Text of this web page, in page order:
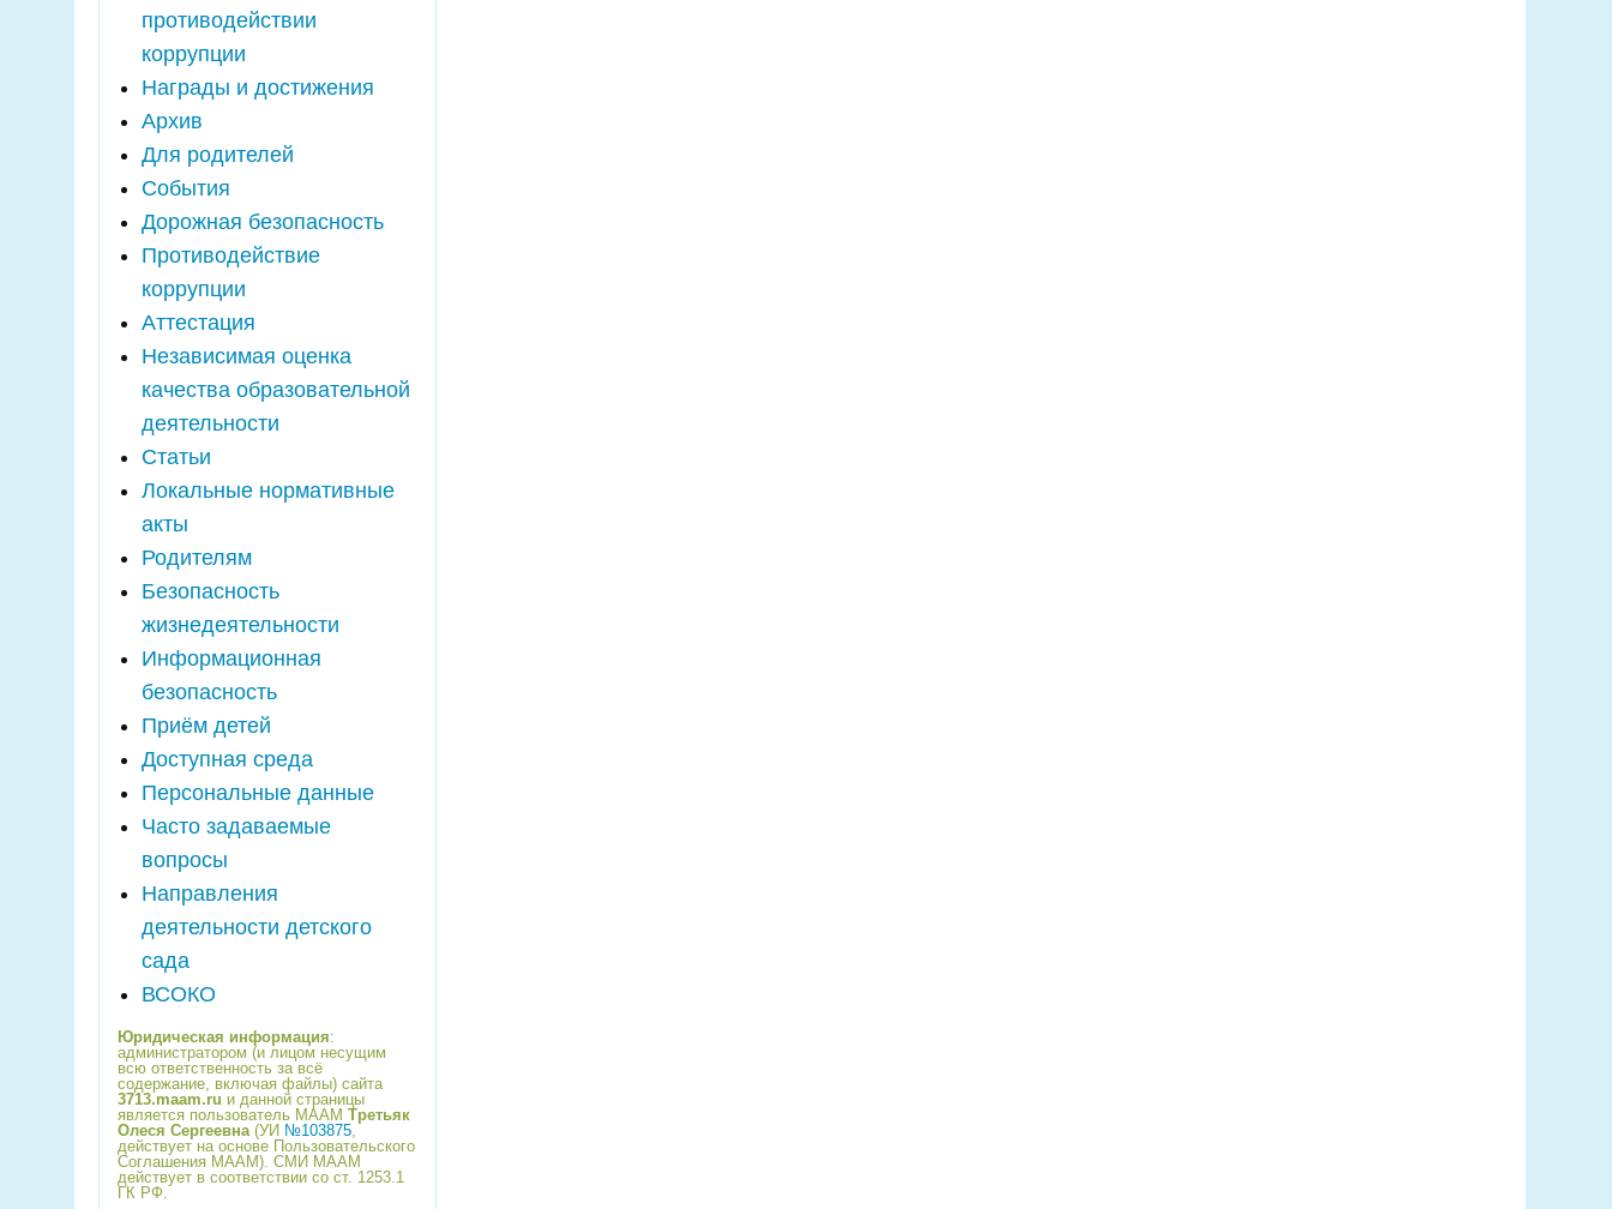
противодействии
коррупции
Награды и достижения
Архив
Для родителей
События
Дорожная безопасность
Противодействие
коррупции
Аттестация
Независимая оценка
качества образовательной
деятельности
Статьи
Локальные нормативные
акты
Родителям
Безопасность
жизнедеятельности
Информационная
безопасность
Приём детей
Доступная среда
Персональные данные
Часто задаваемые
вопросы
Направления
деятельности детского
сада
ВСОКО
Юридическая информация:
администратором (и лицом несущим
всю ответственность за всё
содержание, включая файлы) сайта
3713.maam.ru и данной страницы
является пользователь МААМ Третьяк
Олеся Сергеевна(УИ №103875,
действует на основе Пользовательского
Соглашения МААМ). СМИ МААМ
действует в соответствии со ст. 1253.1
ГК РФ.